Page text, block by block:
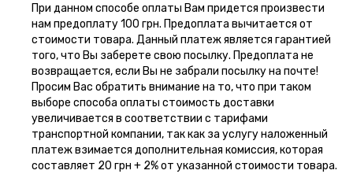
При данном способе оплаты Вам придется произвести
нам предоплату 100 грн. Предоплата вычитается от
стоимости товара. Данный платеж является гарантией
того, что Вы заберете свою посылку. Предоплата не
возвращается, если Вы не забрали посылку на почте!
Просим Вас обратить внимание на то, что при таком
выборе способа оплаты стоимость доставки
увеличивается в соответствии с тарифами
транспортной компании, так как за услугу наложенный
платеж взимается дополнительная комиссия, которая
составляет 20 грн + 2% от указанной стоимости товара.